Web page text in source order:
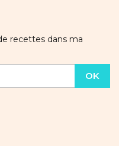
recettes dans ma